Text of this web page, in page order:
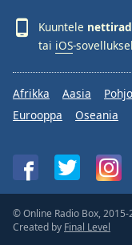
Kuuntele
tai iOS-
Afrikka Aasia
Eurooppa
Oseania
© Online Radio Box, 2015-
Created by Final Level